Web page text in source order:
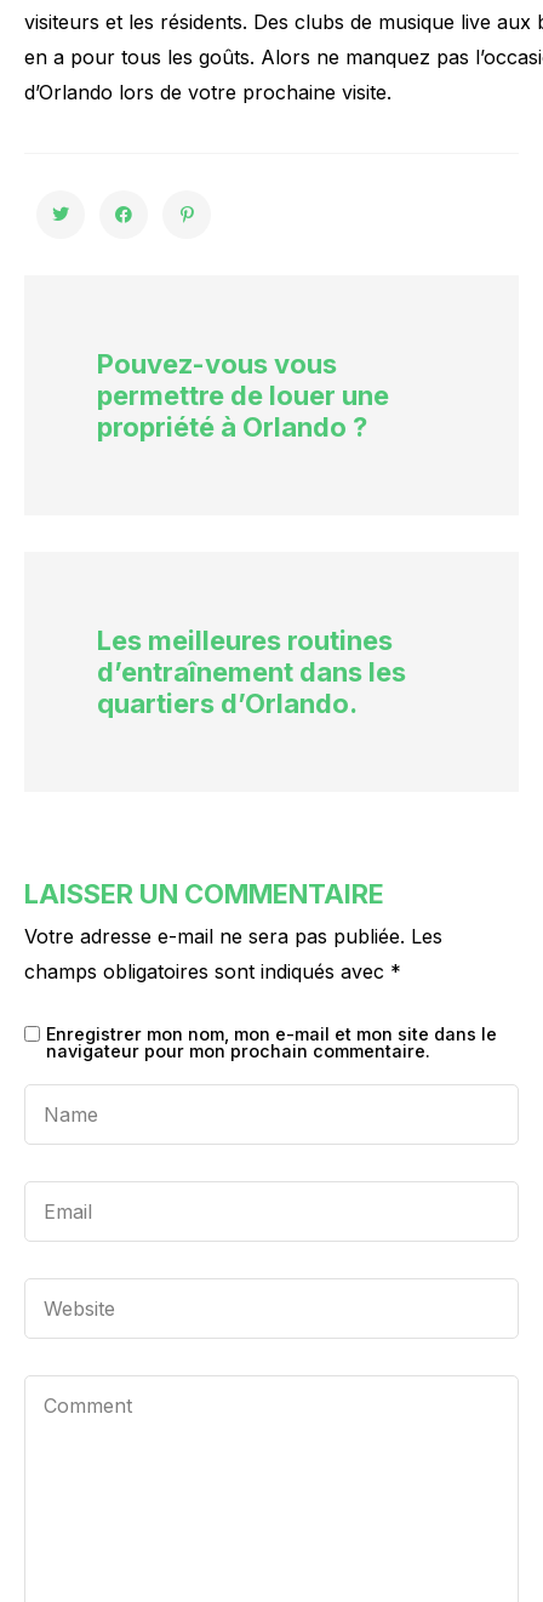
visiteurs et les résidents. Des clubs de musique live aux
en a pour tous les goûts. Alors ne manquez pas
d’Orlando lors de votre prochaine visite.
Pouvez-vous vous
permettre de louer une
propriété à Orlando ?
Les meilleures routines
d’entraînement dans les
quartiers d’Orlando.
LAISSER UN COMMENTAIRE
Votre adresse e-mail ne sera pas publiée. Les
champs obligatoires sont indiqués avec *
Enregistrer mon nom, mon e-mail et mon site dans le
navigateur pour mon prochain commentaire.